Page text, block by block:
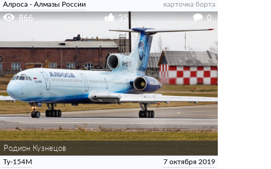
Алроса - Алмазы России
карточка борта
866 35 0
Родион Кузнецов
Ту-154М
7 октября 2019